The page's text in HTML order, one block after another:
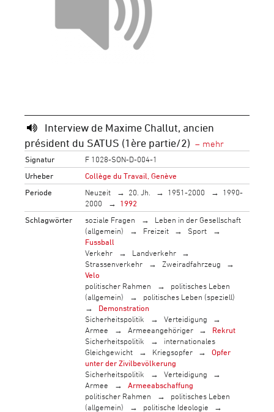
Interview de Maxime Challut, ancien
président du SATUS (1ère partie/2)
Signatur
F 1028-SON-D-004-1
Urheber
Collège du Travail, Genève
Periode
Neuzeit 20. Jh. 1951-2000
1990-
2000
1992
Schlagwörter
soziale Fragen
Leben in der Gesellschaft
(allgemein)
Freizeit
Sport
Fussball
Verkehr
Landverkehr
Strassenverkehr
Zweiradfahrzeug
Velo
politischer Rahmen
politisches Leben
(allgemein)
politisches Leben (speziell)
Demonstration
Sicherheitspolitik
Verteidigung
Armee
Armeeangehöriger
Rekrut
Sicherheitspolitik
internationales
Gleichgewicht
Kriegsopfer
Opfer
unter der Zivilbevölkerung
Sicherheitspolitik
Verteidigung
Armee
Armeeabschaffung
politischer Rahmen
politisches Leben
(allgemein)
politische Ideologie